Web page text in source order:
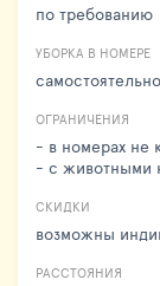
по требованию
УБОРКА В НОМЕРЕ
самостоятельно
ОГРАНИЧЕНИЯ
- в номерах не
- с животными
СКИДКИ
возможны
РАССТОЯНИЯ